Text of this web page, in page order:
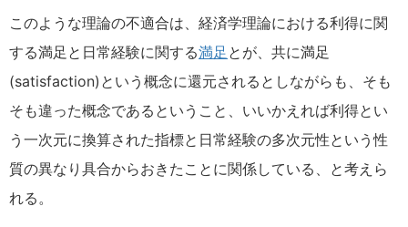
このような理論の不適合は、経済学理論における利得に関
する満足と日常経験に関する満足 とが、共に満足
(satisfaction)という概念に還元されるとしながらも、そも
そも違った概念であるということ、いいかえれば利得とい
う一次元に換算された指標と日常経験の多次元性という性
質の異なり具合からおきたことに関係している、と考えら
れる。